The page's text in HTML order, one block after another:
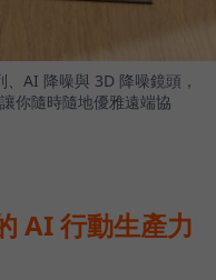
AI 降噪與 3D 降噪鏡頭，
你隨時隨地優雅遠端協
AI 行動生產力